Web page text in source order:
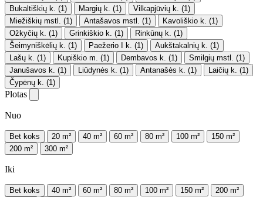
Bukaltiškių k. (1) Margių k. (1) Vilkapjūvių k. (1)
Miežiškių mstl. (1) Antašavos mstl. (1) Kavoliškio k. (1)
Ožkyčių k. (1) Grinkiškio k. (1) Rinkūnų k. (1)
Šeimyniškėlių k. (1) Paežerio I k. (1) Aukštakalnių k. (1)
Lašų k. (1) Kupiškio m. (1) Dembavos k. (1) Smilgių mstl. (1)
Janušavos k. (1) Liūdynės k. (1) Antanašės k. (1) Laičių k. (1)
Čypėnų k. (1)
Plotas
Nuo
Bet koks 20 m² 40 m² 60 m² 80 m² 100 m²
150 m²
200 m²
300 m²
Iki
Bet koks 40 m² 60 m² 80 m² 100 m² 150 m²
200 m²